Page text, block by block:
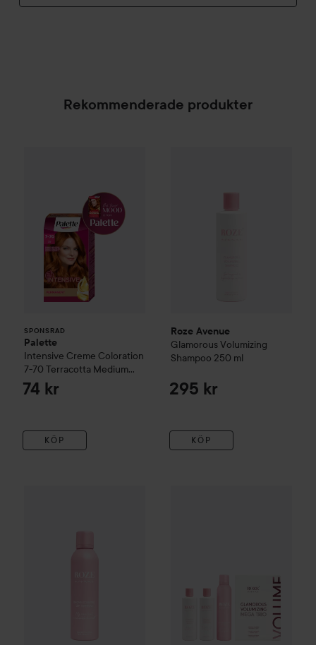
Rekommenderade produkter
SPONSRAD
Palette
Intensive Creme Coloration
7-70 Terracotta Medium
Blonde
74 kr
KÖP
Roze Avenue
Glamorous Volumizing
Shampoo 250 ml
295 kr
KÖP